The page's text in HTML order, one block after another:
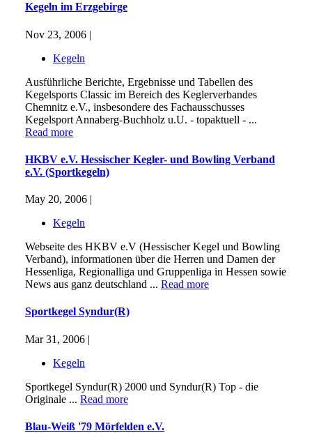
Kegeln im Erzgebirge
Nov 23, 2006 |
Kegeln
Ausführliche Berichte, Ergebnisse und Tabellen des
Kegelsports Classic im Bereich des Keglerverbandes
Chemnitz e.V., insbesondere des Fachausschusses
Kegelsport Annaberg-Buchholz u.U. - topaktuell - ...
Read more
HKBV e.V. Hessischer Kegler- und Bowling Verband
e.V. (Sportkegeln)
May 20, 2006 |
Kegeln
Webseite des HKBV e.V (Hessischer Kegel und Bowling
Verband), informationen über die Herren und Damen der
Hessenliga, Regionalliga und Gruppenliga in Hessen sowie
News aus ganz deutschland ... Read more
Sportkegel Syndur(R)
Mar 31, 2006 |
Kegeln
Sportkegel Syndur(R) 2000 und Syndur(R) Top - die
Originale ... Read more
Blau-Weiß '79 Mörfelden e.V.